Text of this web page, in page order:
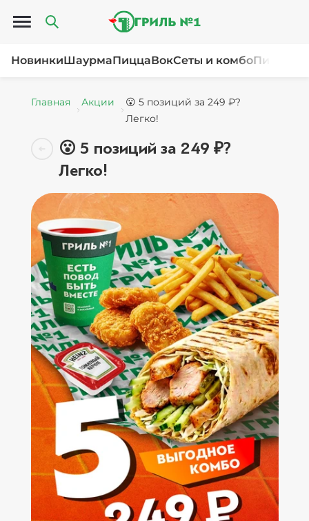
Открыть меню
НовинкиШаурмаПиццаВокСеты и комбоПироги
Главная Акции
😮 5 позиций за 249 ₽?
Легко!
😮 5 позиций за 249 ₽?
Легко!